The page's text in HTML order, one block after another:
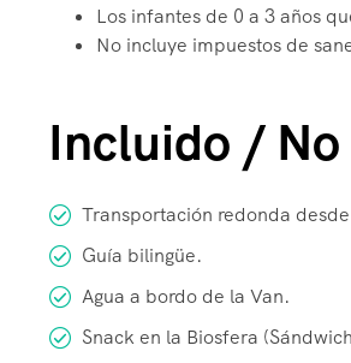
Los infantes de 0 a 3 años
No incluye impuestos de
Incluido /
Transportación redonda
Guía bilingüe.
Agua a bordo de la Van.
Snack en la Biosfera